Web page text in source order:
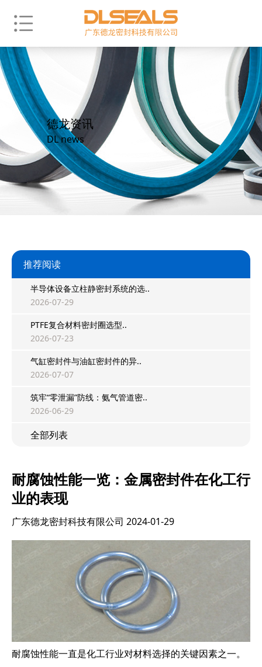
德龙资讯
DL news
推荐阅读
半导体设备立柱静密封系统的选..
2026-07-29
PTFE复合材料密封圈选型..
2026-07-23
气缸密封件与油缸密封件的异..
2026-07-07
筑牢“零泄漏”防线：氨气管道密..
2026-06-29
全部列表
耐腐蚀性能一览：金属密封件在化工行
业的表现
广东德龙密封科技有限公司 2024-01-29
耐腐蚀性能一直是化工行业对材料选择的关键因素之一。